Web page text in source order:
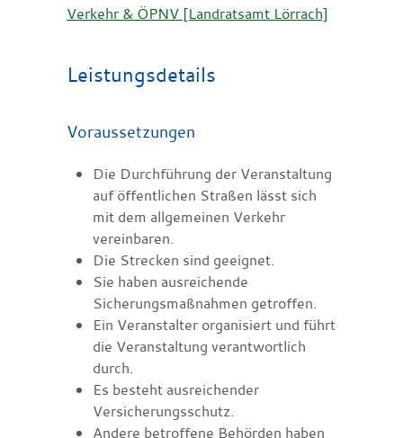
Verkehr & ÖPNV [Landratsamt Lörrach]
Leistungsdetails
Voraussetzungen
Die Durchführung der Veranstaltung
auf öffentlichen Straßen lässt sich
mit dem allgemeinen Verkehr
vereinbaren.
Die Strecken sind geeignet.
Sie haben ausreichende
Sicherungsmaßnahmen getroffen.
Ein Veranstalter organisiert und führt
die Veranstaltung verantwortlich
durch.
Es besteht ausreichender
Versicherungsschutz.
Andere betroffene Behörden haben